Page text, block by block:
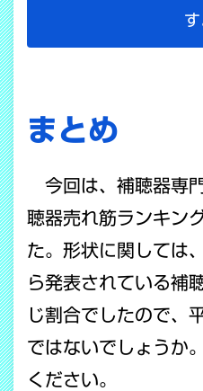
す
まとめ
今回は、補聴器専
聴器売れ筋ランキン
た。形状に関しては
ら発表されている補
じ割合でしたので、
ではないでしょうか
ください。